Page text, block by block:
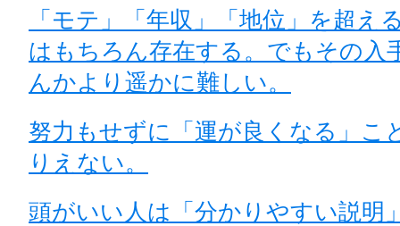
「モテ」「年収」「地位」を超え
はもちろん存在する。でもその入
んかより遥かに難しい。
努力もせずに「運が良くなる」こ
りえない。
頭がいい人は「分かりやすい説明